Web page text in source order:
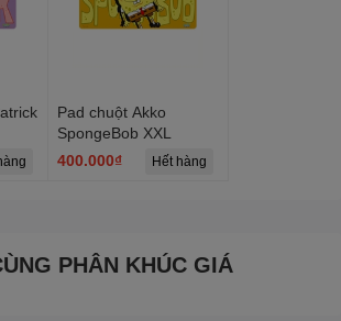
Pad chuột Akko
SpongeBob XXL
400.000₫
Hết hàng
PHÂN KHÚC GIÁ